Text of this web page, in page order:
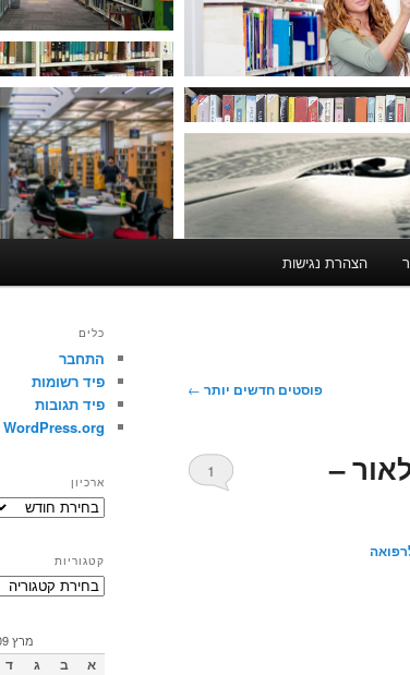
הצהרת נגישות
פוסטים חדשים יותר ←
–
1
כלים
התחבר
פיד רשומות
פיד תגובות
WordPress.org
ארכיון
ארכיון
קטגוריות
קטגוריות
מרץ 2009
א ב ג ד